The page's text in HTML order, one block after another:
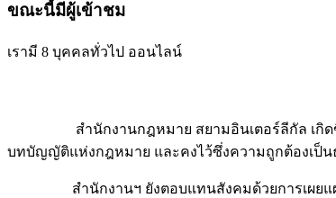
ขณะนี้มีผู้เข้าชม
เรามี 8 บุคคลทั่วไป ออนไลน์
สำนักงานกฎหมาย สยามอินเตอร์ลีกัล เกิดขึ้นจ
บทบัญญัติแห่งกฎหมาย และคงไว้ซึ่งความถูกต้องเป็
สำนักงานฯ ยังตอบแทนสังคมด้วยการเผยแผ่บท